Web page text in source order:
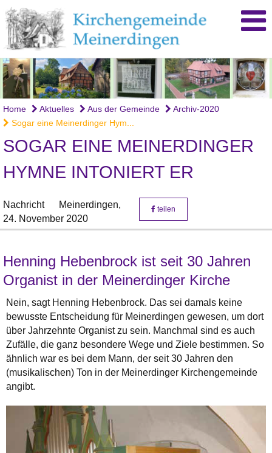
Home Aktuelles Aus der Gemeinde
Archiv-2020
Sogar eine Meinerdinger Hym...
SOGAR EINE MEINERDINGER
HYMNE INTONIERT ER
Nachricht
Meinerdingen,
24. November 2020
teilen
Henning Hebenbrock ist seit 30 Jahren
Organist in der Meinerdinger Kirche
Nein, sagt Henning Hebenbrock. Das sei damals keine
bewusste Entscheidung für Meinerdingen gewesen, um dort
über Jahrzehnte Organist zu sein. Manchmal sind es auch
Zufälle, die ganz besondere Wege und Ziele bestimmen. So
ähnlich war es bei dem Mann, der seit 30 Jahren den
(musikalischen) Ton in der Meinerdinger Kirchengemeinde
angibt.